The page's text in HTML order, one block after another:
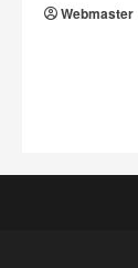
Webmaster